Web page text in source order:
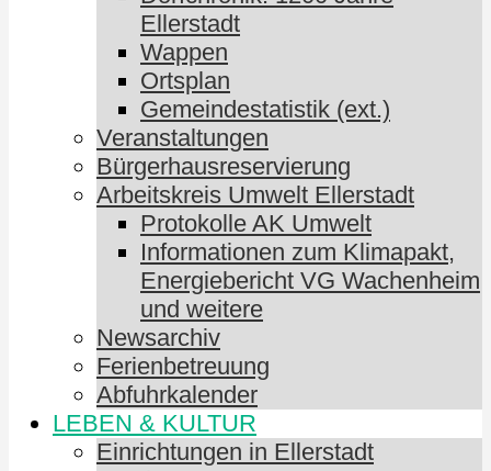
Ellerstadt
Wappen
Ortsplan
Gemeindestatistik (ext.)
Veranstaltungen
Bürgerhausreservierung
Arbeitskreis Umwelt Ellerstadt
Protokolle AK Umwelt
Informationen zum Klimapakt,
Energiebericht VG Wachenheim
und weitere
Newsarchiv
Ferienbetreuung
Abfuhrkalender
LEBEN & KULTUR
Einrichtungen in Ellerstadt